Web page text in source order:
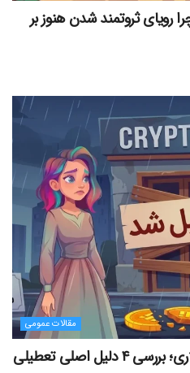
چرا رویای ثروتمند شدن هنوز بر
مقالات عمومی
پایان تلخ پروژه‌های میلیون دلاری؛ بررسی ۴ دلیل اصلی تعطیلی